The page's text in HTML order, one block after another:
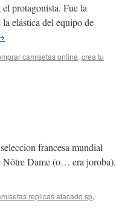
protagonista. Fue la
elástica del equipo de
camisetas online, crea tu
francesa mundial
Nôtre Dame (o… era joroba).
replicas atacado sp,